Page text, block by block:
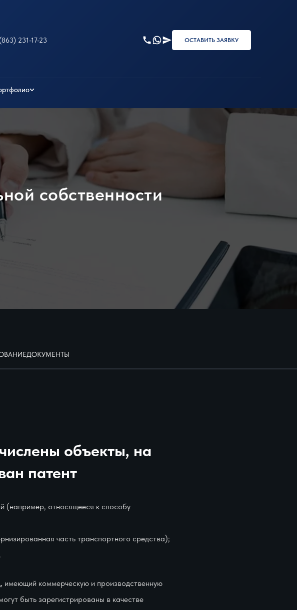
231-17-23 ОСТАВИТЬ ЗАЯВКУ
собственности
ДОКУМЕНТЫ
объекты, на
патент
(например, относящееся к способу
часть транспортного средства);
имеющий коммерческую и производственную
быть зарегистрированы в качестве